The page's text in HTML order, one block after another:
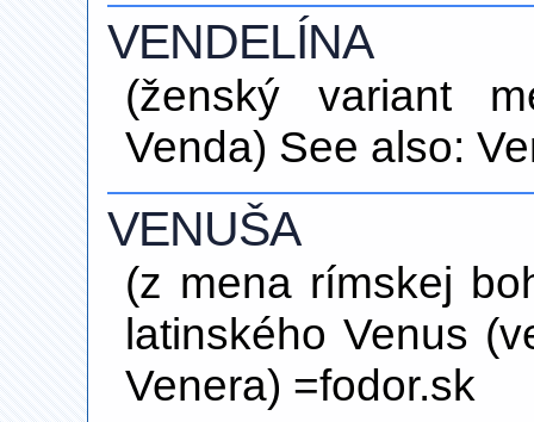
VENDELÍNA
(ženský variant
Venda) See also:
VENUŠA
(z mena rímskej
latinského Venus
Venera) =fodor.sk